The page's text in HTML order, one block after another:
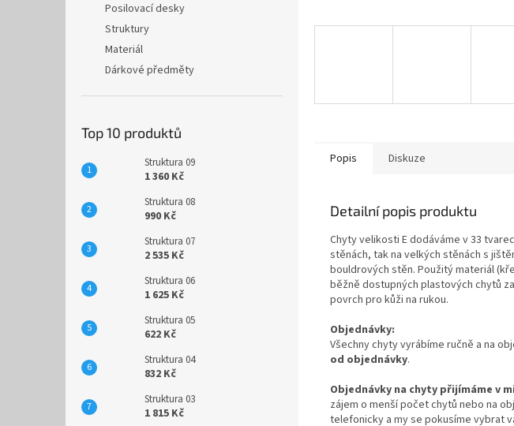
Posilovací desky
Struktury
Materiál
Dárkové předměty
Top 10 produktů
Struktura 09
1 360 Kč
Struktura 08
990 Kč
Struktura 07
2 535 Kč
Struktura 06
1 625 Kč
Struktura 05
622 Kč
Struktura 04
832 Kč
Struktura 03
1 815 Kč
Popis Diskuze
Detailní popis produktu
Chyty velikosti E dodáváme v 33
stěnách, tak na velkých stěnách s
bouldrových stěn. Použitý materiál
běžně dostupných plastových chytů
povrch pro kůži na rukou.
Objednávky:
Všechny chyty vyrábíme ručně a na
od objednávky.
Objednávky na chyty přijímáme v
zájem o menší počet chytů nebo na
telefonicky a my se pokusíme vybrat